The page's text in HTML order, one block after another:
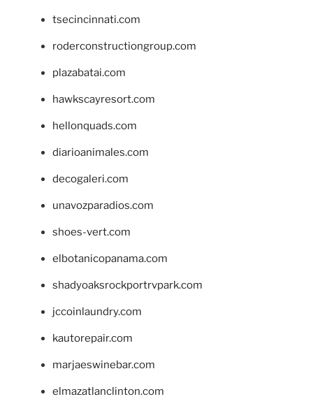
tsecincinnati.com
roderconstructiongroup.com
plazabatai.com
hawkscayresort.com
hellonquads.com
diarioanimales.com
decogaleri.com
unavozparadios.com
shoes-vert.com
elbotanicopanama.com
shadyoaksrockportrvpark.com
jccoinlaundry.com
kautorepair.com
marjaeswinebar.com
elmazatlanclinton.com